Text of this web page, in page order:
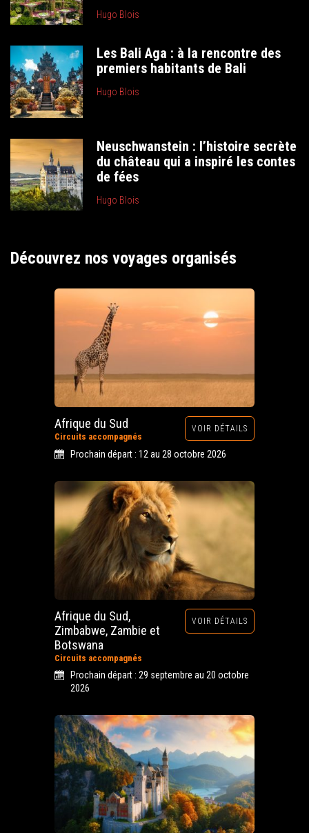
Hugo Blois
Les Bali Aga : à la rencontre des
premiers habitants de Bali
Hugo Blois
Neuschwanstein : l’histoire secrète
du château qui a inspiré les contes
de fées
Hugo Blois
Découvrez nos voyages organisés
Afrique du Sud
Circuits accompagnés
VOIR DÉTAILS
Prochain départ : 12 au 28 octobre 2026
Afrique du Sud,
Zimbabwe, Zambie et
Botswana
Circuits accompagnés
VOIR DÉTAILS
Prochain départ : 29 septembre au 20 octobre
2026